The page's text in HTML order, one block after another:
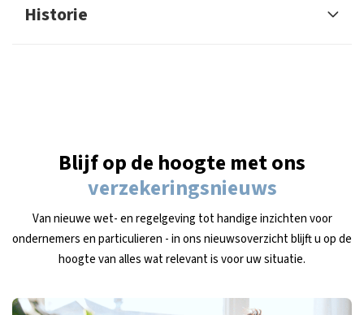
Historie
Blijf op de hoogte met ons
verzekeringsnieuws
Van nieuwe wet- en regelgeving tot handige inzichten voor
ondernemers en particulieren - in ons nieuwsoverzicht blijft u op de
hoogte van alles wat relevant is voor uw situatie.